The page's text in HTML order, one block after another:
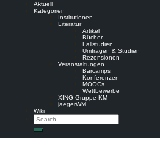
Aktuell
Kategorien
Institutionen
Literatur
Artikel
Bücher
Fallstudien
Umfragen & Studien
Rezensionen
Veranstaltungen
Barcamps
Konferenzen
MOOCs
Wettbewerbe
XING-Gruppe KM
jaegerWM
Wiki
Search
Search